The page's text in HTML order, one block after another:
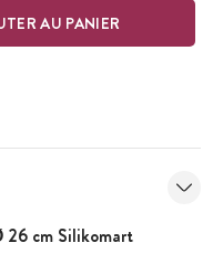
AU PANIER
26 cm Silikomart